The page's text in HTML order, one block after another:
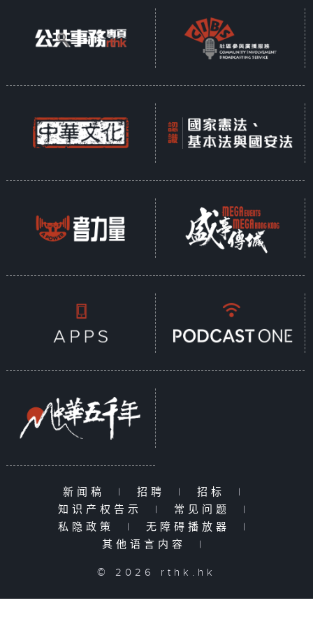
新闻稿 | 招聘 | 招标
|
知识产权告示
| 常见问题
|
私隐政策
| 无障碍播放器
|
其他语言内容
|
© 2026 rthk.hk